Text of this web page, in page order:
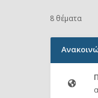
8 θέματα